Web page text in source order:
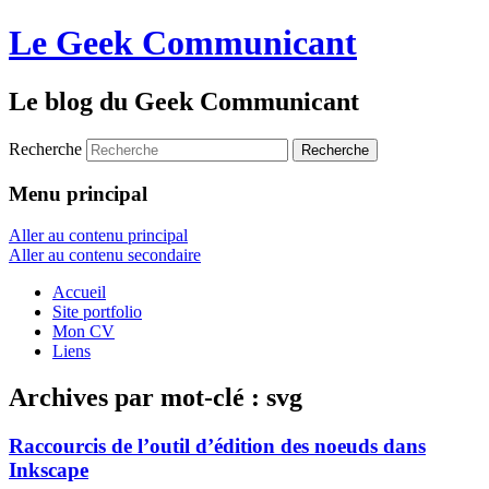
Le Geek Communicant
Le blog du Geek Communicant
Recherche
Menu principal
Aller au contenu principal
Aller au contenu secondaire
Accueil
Site portfolio
Mon CV
Liens
Archives par mot-clé : svg
Raccourcis de l’outil d’édition des noeuds dans
Inkscape